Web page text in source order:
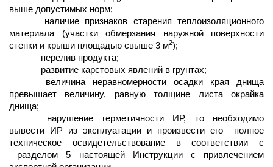
выше допустимых норм;
наличие признаков старения теплоизоляционного
материала (участки обмерзания наружной поверхности
стенки и крыши площадью свыше 3 м2);
перелив продукта;
развитие карстовых явлений в грунтах;
величина неравномерности осадки края днища
превышает величину, равную толщине листа окрайка
днища;
нарушение герметичности ИР, то необходимо
вывести ИР из эксплуатации и произвести его
полное
техническое освидетельствование в соответствии с
разделом 5 настоящей Инструкции с привлечением